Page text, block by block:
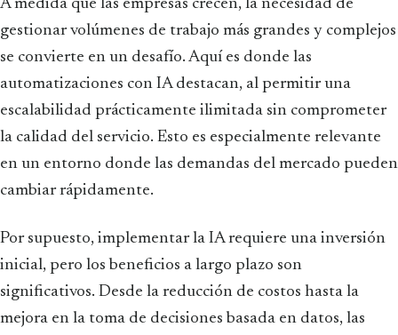
A medida que las empresas crecen, la necesidad de
gestionar volúmenes de trabajo más grandes y complejos
se convierte en un desafío. Aquí es donde las
automatizaciones con IA destacan, al permitir una
escalabilidad prácticamente ilimitada sin comprometer
la calidad del servicio. Esto es especialmente relevante
en un entorno donde las demandas del mercado pueden
cambiar rápidamente.
Por supuesto, implementar la IA requiere una inversión
inicial, pero los beneficios a largo plazo son
significativos. Desde la reducción de costos hasta la
mejora en la toma de decisiones basada en datos, las